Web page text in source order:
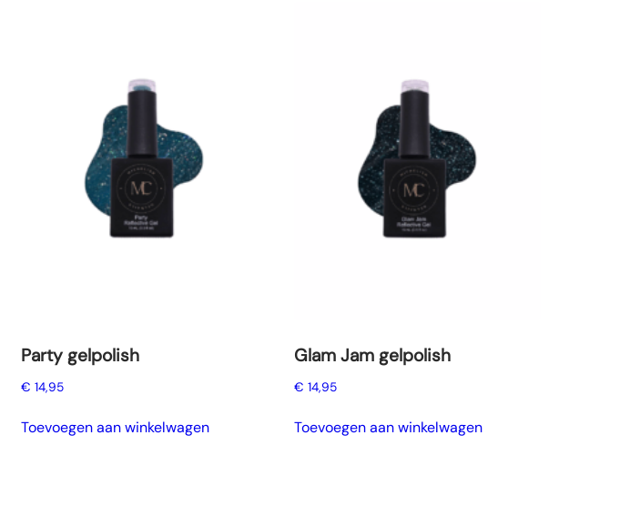
Party gelpolish
€ 14,95
Toevoegen aan winkelwagen
Glam Jam gelpolish
€ 14,95
Toevoegen aan winkelwagen